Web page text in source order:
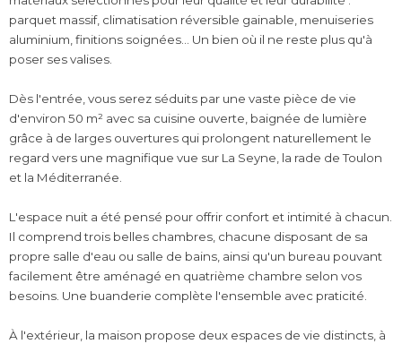
parquet massif, climatisation réversible gainable, menuiseries
aluminium, finitions soignées... Un bien où il ne reste plus qu'à
poser ses valises.
Dès l'entrée, vous serez séduits par une vaste pièce de vie
d'environ 50 m² avec sa cuisine ouverte, baignée de lumière
grâce à de larges ouvertures qui prolongent naturellement le
regard vers une magnifique vue sur La Seyne, la rade de Toulon
et la Méditerranée.
L'espace nuit a été pensé pour offrir confort et intimité à chacun.
Il comprend trois belles chambres, chacune disposant de sa
propre salle d'eau ou salle de bains, ainsi qu'un bureau pouvant
facilement être aménagé en quatrième chambre selon vos
besoins. Une buanderie complète l'ensemble avec praticité.
À l'extérieur, la maison propose deux espaces de vie distincts, à